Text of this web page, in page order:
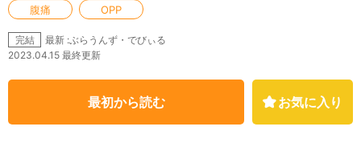
腹痛 OPP
完結
最新 :ぶらうんず・でびぃる
2023.04.15 最終更新
最初から読む お気に入り